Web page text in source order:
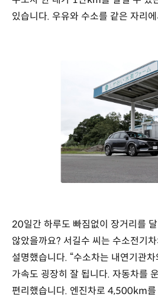
있습니다. 우유와 수소를 같은 자리
20일간 하루도 빠짐없이 장거리를
않았을까요? 서길수 씨는 수소전기
설명했습니다. “수소차는 내연기관
가속도 굉장히 잘 됩니다. 자동차를
편리했습니다. 엔진차로 4,500km